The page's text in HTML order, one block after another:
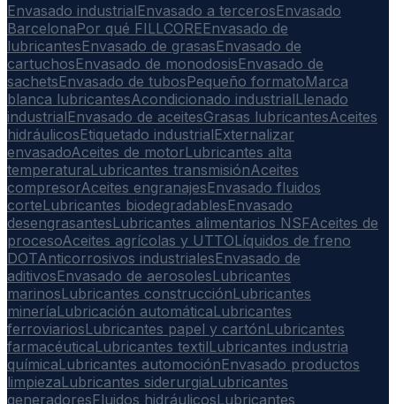
Envasado industrialEnvasado a tercerosEnvasado
BarcelonaPor qué FILLCOREEnvasado de
lubricantesEnvasado de grasasEnvasado de
cartuchosEnvasado de monodosisEnvasado de
sachetsEnvasado de tubosPequeño formatoMarca
blanca lubricantesAcondicionado industrialLlenado
industrialEnvasado de aceitesGrasas lubricantesAceites
hidráulicosEtiquetado industrialExternalizar
envasadoAceites de motorLubricantes alta
temperaturaLubricantes transmisiónAceites
compresorAceites engranajesEnvasado fluidos
corteLubricantes biodegradablesEnvasado
desengrasantesLubricantes alimentarios NSFAceites de
procesoAceites agrícolas y UTTOLíquidos de freno
DOTAnticorrosivos industrialesEnvasado de
aditivosEnvasado de aerosolesLubricantes
marinosLubricantes construcciónLubricantes
mineríaLubricación automáticaLubricantes
ferroviariosLubricantes papel y cartónLubricantes
farmacéuticaLubricantes textilLubricantes industria
químicaLubricantes automociónEnvasado productos
limpiezaLubricantes siderurgiaLubricantes
generadoresFluidos hidráulicosLubricantes